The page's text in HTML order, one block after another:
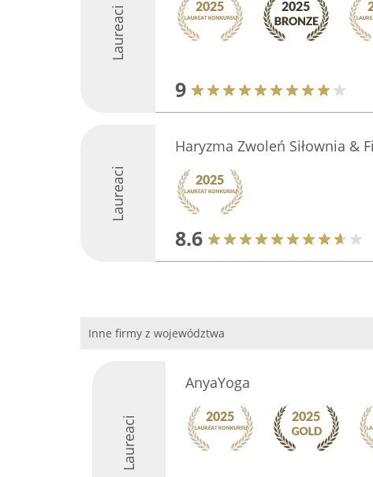
Laureaci
9
Laureaci
Haryzma Zwoleń Siłownia &
8.6
Inne firmy z województwa
Laureaci
AnyaYoga